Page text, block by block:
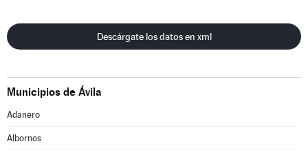
Descárgate los datos en xml
Municipios de Ávila
Adanero
Albornos